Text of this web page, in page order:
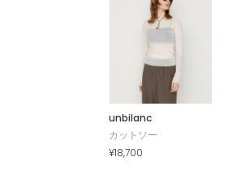
unbilanc
カットソー
¥18,700